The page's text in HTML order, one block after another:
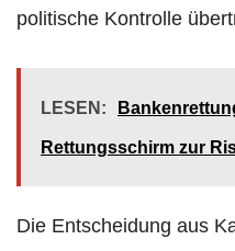
politische Kontrolle
LESEN:
Rettungsschirm zur
Die Entscheidung aus